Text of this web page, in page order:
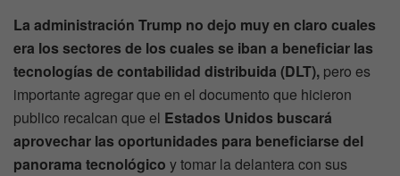
La administración Trump no dejo muy en claro cuales
era los sectores de los cuales se iban a beneficiar las
tecnologías de contabilidad distribuida (DLT), pero es
importante agregar que en el documento que hicieron
publico recalcan que el Estados Unidos buscará
aprovechar las oportunidades para beneficiarse del
panorama tecnológico y tomar la delantera con sus